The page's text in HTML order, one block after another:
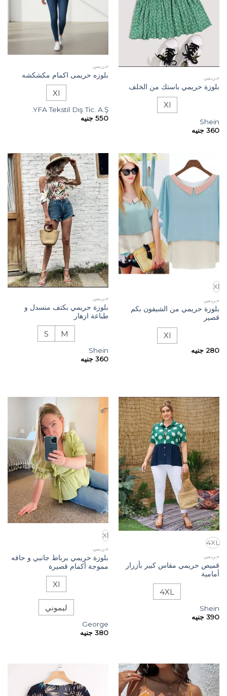
حريمي
بلوزة حريمي باستك من الخلف
Xl
Shein
360 جنيه
حريمي
بلوزه حريمى اكمام مكشكشه
Xl
YFA Tekstil Dış Tic. A.Ş.
550 جنيه
Xl
حريمي
بلوزة حريمي من الشيفون بكم
قصير
Xl
280 جنيه
حريمي
بلوزة حريمي بكتف منسدل و
طباعة ازهار
M
S
Shein
360 جنيه
4XL
حريمي
قميص حريمي مقاس كبير بأزرار
أمامية
4XL
Shein
390 جنيه
Xl
حريمي
بلوزة حريمي برباط جانبي و حافه
مموجة أكمام قصيرة
Xl
ليموني
George
380 جنيه